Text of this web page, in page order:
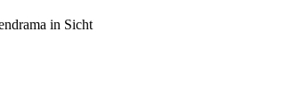
in Sicht